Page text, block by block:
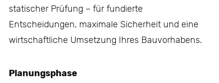
statischer Prüfung – für fundierte
Entscheidungen, maximale Sicherheit und eine
wirtschaftliche Umsetzung Ihres Bauvorhabens.
Planungsphase